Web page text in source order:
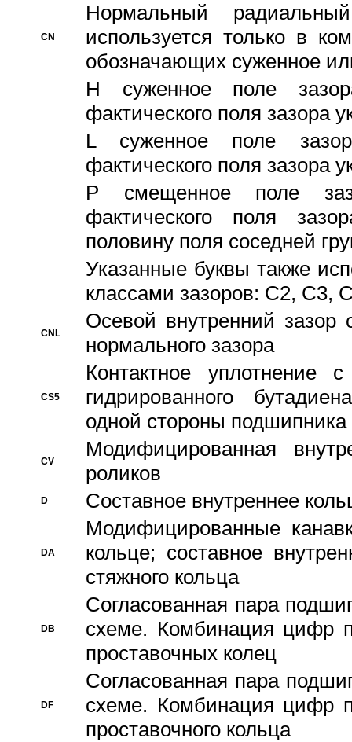
CN
Hормальный
используется только в
обозначающих суженное
H суженное поле
фактического поля зазора
L суженное поле
фактического поля зазора
P смещенное поле
фактического поля
половину поля соседней
Указанные буквы также
классами зазоров: С2,
CNL
Осевой внутренний зазор
нормального зазора
CS5
Контактное уплотнение
гидрированного
одной стороны подшипника
CV
Модифицированная
роликов
D Составное внутреннее
DA
Модифицированные
кольце; составное
стяжного кольца
DB
Согласованная пара
схеме. Комбинация цифр
проставочных колец
DF
Согласованная пара
схеме. Комбинация цифр
проставочного кольца